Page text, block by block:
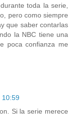
toda la serie,
pero como siempre
que saber contarlas
la NBC tiene una
poca confianza me
10:59
Si la serie merece